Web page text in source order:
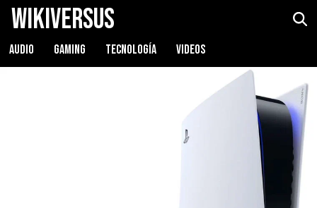
WikiVersus
AUDIO GAMING TECNOLOGÍA VIDEOS